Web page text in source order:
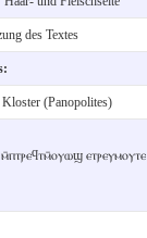
des Textes
Kloster (Panopolites)
ⲉⲧⲣⲉⲩⲙⲟⲩⲧⲉ